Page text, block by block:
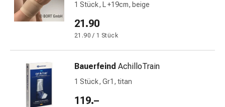
Nieren-
&
Fieber
Kopfschmerzen
1 Stück, L +19cm, beige
21.90
21.90 / 1 Stück
Bauerfeind AchilloTrain
1 Stück, Gr1, titan
119.–